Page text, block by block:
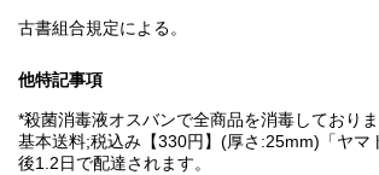
古書組合規定による。
他特記事項
*殺菌消毒液オスバンで全商品を消毒しておりま
基本送料;税込み【330円】(厚さ:25mm)「ヤマ
後1.2日で配達されます。